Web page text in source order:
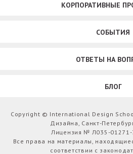
КОРПОРАТИВНЫЕ
СОБЫТИЯ
ОТВЕТЫ НА
БЛОГ
Copyright © International Design
Дизайна, Санкт-
Лицензия № Л035-
Все права на материалы,
соответствии с